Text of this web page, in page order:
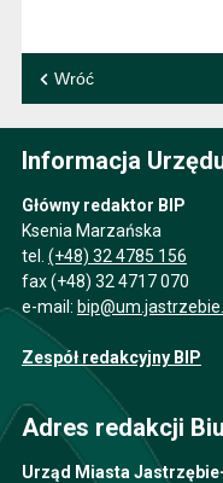
Wróć
Informacja
Główny redaktor BIP
Ksenia Marzańska
tel. (+48) 32 4785 156
fax (+48) 32 4717 070
e-mail:
Zespół redakcyjny BIP
Adres redakcji
Urząd Miasta